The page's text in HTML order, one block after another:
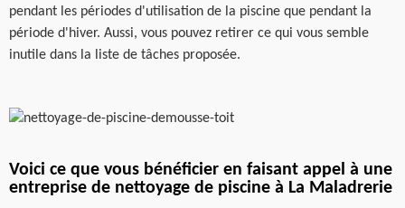
pendant les périodes d'utilisation de la piscine que pendant la
période d'hiver. Aussi, vous pouvez retirer ce qui vous semble
inutile dans la liste de tâches proposée.
Voici ce que vous bénéficier en faisant appel à une
entreprise de nettoyage de piscine à La Maladrerie